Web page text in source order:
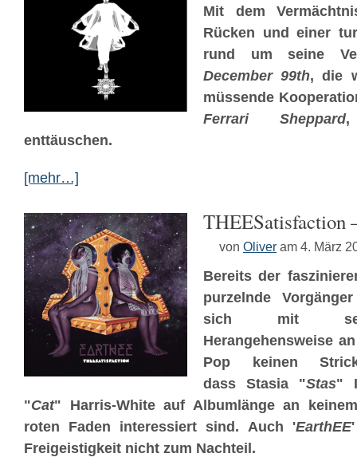
Mit dem
Rücken und einer
rund um seine
December 99th, die
müssende
Ferrari Sheppard,
enttäuschen.
[mehr…]
THEESatisfaction
von Oliver am 4. März
Bereits der
purzelnde
sich mit
Herangehensweise
Pop keinen
dass Stasia "Stas"
"Cat" Harris-White auf Albumlänge an
roten Faden interessiert sind. Auch 'EarthEE'
Freigeistigkeit nicht zum Nachteil.